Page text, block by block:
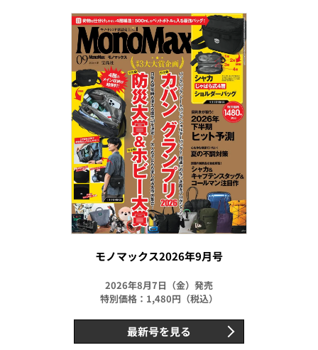
モノマックス2026年9月号
2026年8月7日（金）発売
特別価格：1,480円（税込）
最新号を見る